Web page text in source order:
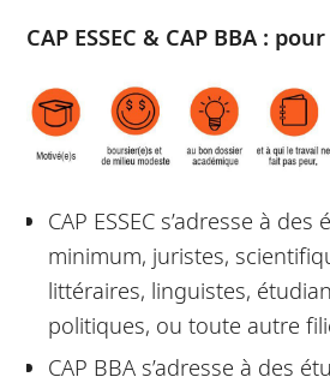
CAP ESSEC & CAP BBA :
CAP ESSEC s’adresse à
minimum, juristes,
littéraires, linguistes,
politiques, ou toute autre
CAP BBA s’adresse à des